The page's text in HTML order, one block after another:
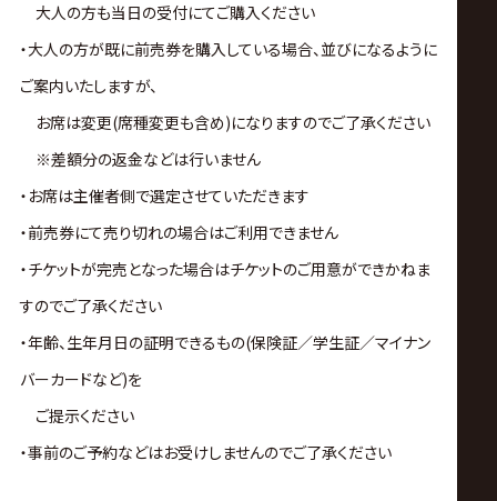
大人の方も当日の受付にてご購入ください
・大人の方が既に前売券を購入している場合、並びになるように
ご案内いたしますが、
お席は変更(席種変更も含め)になりますのでご了承ください
※差額分の返金などは行いません
・お席は主催者側で選定させていただきます
・前売券にて売り切れの場合はご利用できません
・チケットが完売となった場合はチケットのご用意ができかねま
すのでご了承ください
・年齢、生年月日の証明できるもの(保険証／学生証／マイナン
バーカードなど)を
ご提示ください
・事前のご予約などはお受けしませんのでご了承ください